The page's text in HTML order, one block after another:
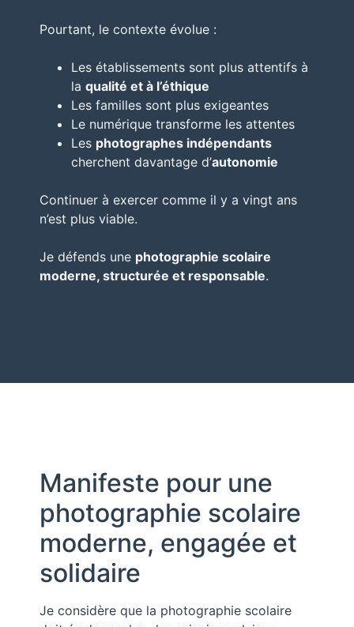
Pourtant, le contexte évolue :
Les établissements sont plus attentifs à
la qualité et à l’éthique
Les familles sont plus exigeantes
Le numérique transforme les attentes
Les photographes indépendants
cherchent davantage d’autonomie
Continuer à exercer comme il y a vingt ans
n’est plus viable.
Je défends une photographie scolaire
moderne, structurée et responsable.
Manifeste pour une
photographie scolaire
moderne, engagée et
solidaire
Je considère que la photographie scolaire